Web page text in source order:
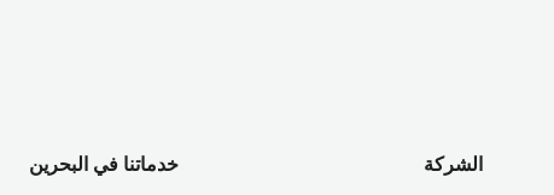
الشركة خدماتنا في البحرين